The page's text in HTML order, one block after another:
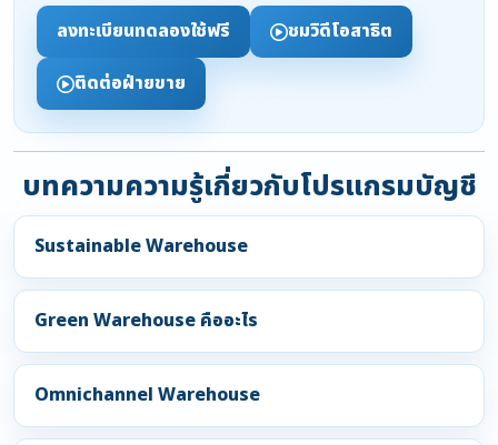
ลงทะเบียนทดลองใช้ฟรี
ชมวิดีโอสาธิต
ติดต่อฝ่ายขาย
บทความความรู้เกี่ยวกับโปรแกรมบัญชี
Sustainable Warehouse
Green Warehouse คืออะไร
Omnichannel Warehouse